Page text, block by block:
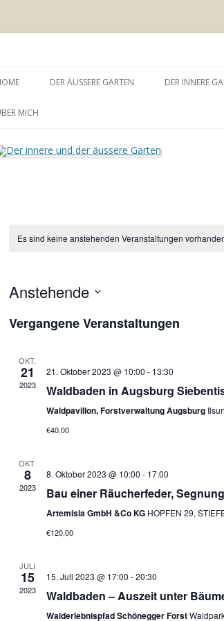
DER ÄUSSERE GARTEN DER INNERE
MICH
Es sind keine anstehenden Veranstaltungen
Anstehende
wählen.
Vergangene Veranstaltungen
OKT.
21
2023
21. Oktober 2023 @ 10:00 - 13:30
Waldbaden in Augsburg
Waldpavillon, Forstverwaltung Augsburg
€40,00
OKT.
8
2023
8. Oktober 2023 @ 10:00 - 17:00
Bau einer Räucherfeder,
Artemisia GmbH &Co KG HOPFEN 29,
€120,00
JULI
15
2023
15. Juli 2023 @ 17:00 -20:30
Waldbaden – Auszeit unter
Walderlebnispfad Schönegger Forst